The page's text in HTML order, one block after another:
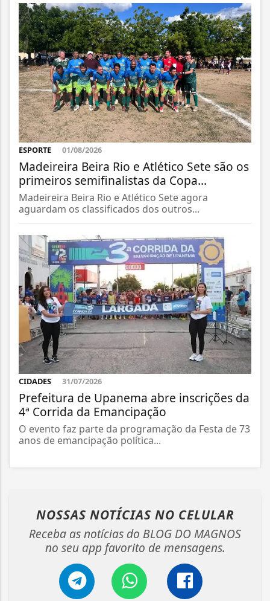
ESPORTE 01/08/2026
Madeireira Beira Rio e Atlético Sete são os
primeiros semifinalistas da Copa...
Madeireira Beira Rio e Atlético Sete agora
aguardam os classificados dos outros...
CIDADES 31/07/2026
Prefeitura de Upanema abre inscrições da
4ª Corrida da Emancipação
O evento faz parte da programação da Festa de 73
anos de emancipação política...
NOSSAS NOTÍCIAS NO CELULAR
Receba as notícias do BLOG DO MAGNOS
no seu app favorito de mensagens.